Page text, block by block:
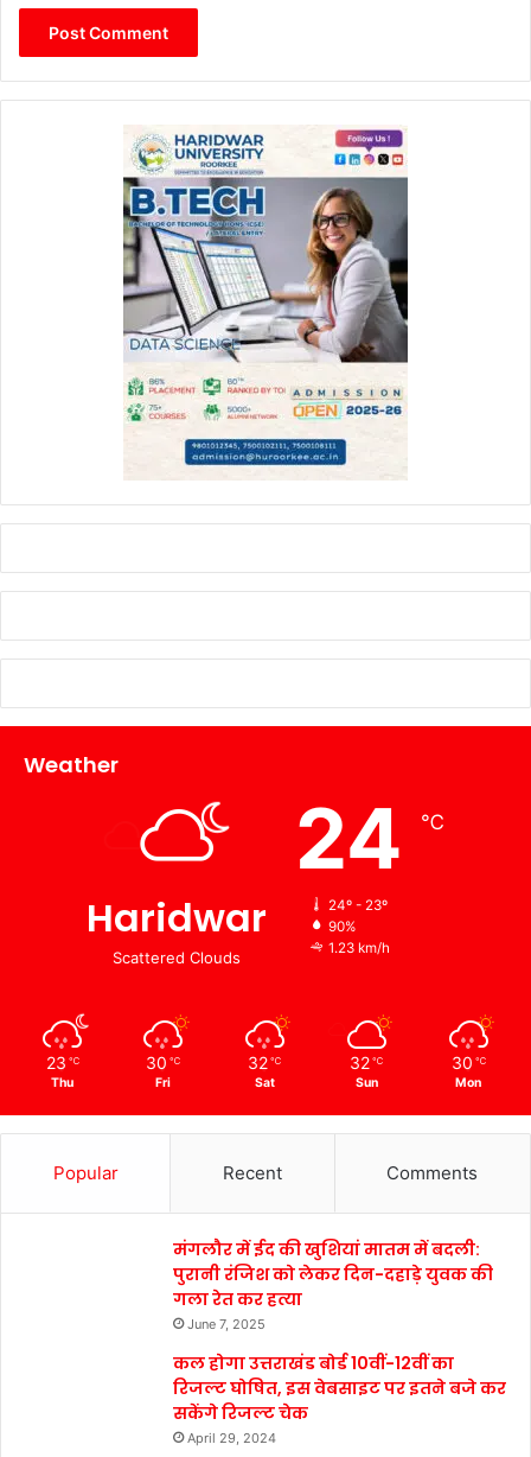
Weather
Haridwar
Scattered Clouds
24 ℃
24º - 23º
90%
1.23 km/h
23 ℃
Thu
30 ℃
Fri
32 ℃
Sat
32 ℃
Sun
30 ℃
Mon
Popular Recent Comments
मंगलौर में ईद की खुशियां मातम में बदली:
पुरानी रंजिश को लेकर दिन-दहाड़े युवक की
गला रेत कर हत्या
June 7, 2025
कल होगा उत्तराखंड बोर्ड 10वीं-12वीं का
रिजल्ट घोषित, इस वेबसाइट पर इतने बजे कर
सकेंगे रिजल्ट चेक
April 29, 2024